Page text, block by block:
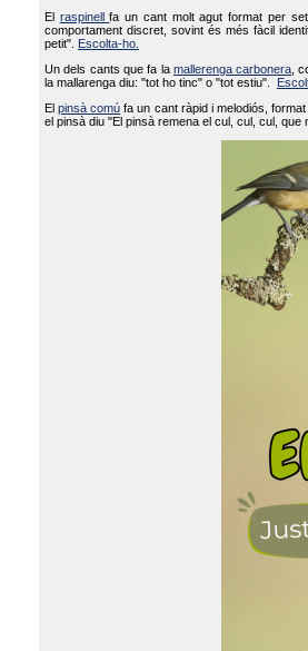
El raspinellfa un cant molt agut format per
comportament discret, sovint és més fàcil
petit".
Escolta-ho.
Un dels cants que fa la mallerenga carbonera ,
la mallarenga diu: "tot ho tinc" o "tot estiu".
Elpinsà comú fa un cant ràpid i melodiós,
el pinsà diu "El pinsà remena el cul, cul, cul,